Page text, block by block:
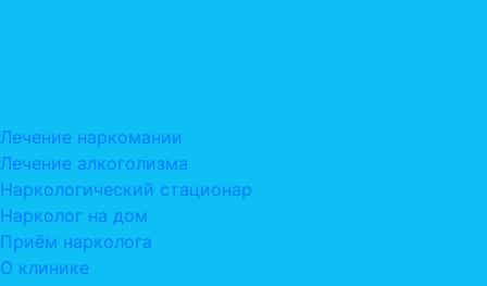
Лечение наркомании
Лечение алкоголизма
Наркологический стационар
Нарколог на дом
Приём нарколога
О клинике